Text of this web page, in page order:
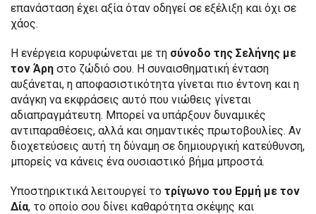
επανάσταση έχει αξία όταν οδηγεί σε εξέλιξη και όχι σε
χάος.
Η ενέργεια κορυφώνεται με τη σύνοδο της Σελήνης με
τον Άρη στο ζώδιό σου. Η συναισθηματική ένταση
αυξάνεται, η αποφασιστικότητα γίνεται πιο έντονη και η
ανάγκη να εκφράσεις αυτό που νιώθεις γίνεται
αδιαπραγμάτευτη. Μπορεί να υπάρξουν δυναμικές
αντιπαραθέσεις, αλλά και σημαντικές πρωτοβουλίες. Αν
διοχετεύσεις αυτή τη δύναμη σε δημιουργική κατεύθυνση,
μπορείς να κάνεις ένα ουσιαστικό βήμα μπροστά.
Υποστηρικτικά λειτουργεί το τρίγωνο του Ερμή με τον
Δία, το οποίο σου δίνει καθαρότητα σκέψης και